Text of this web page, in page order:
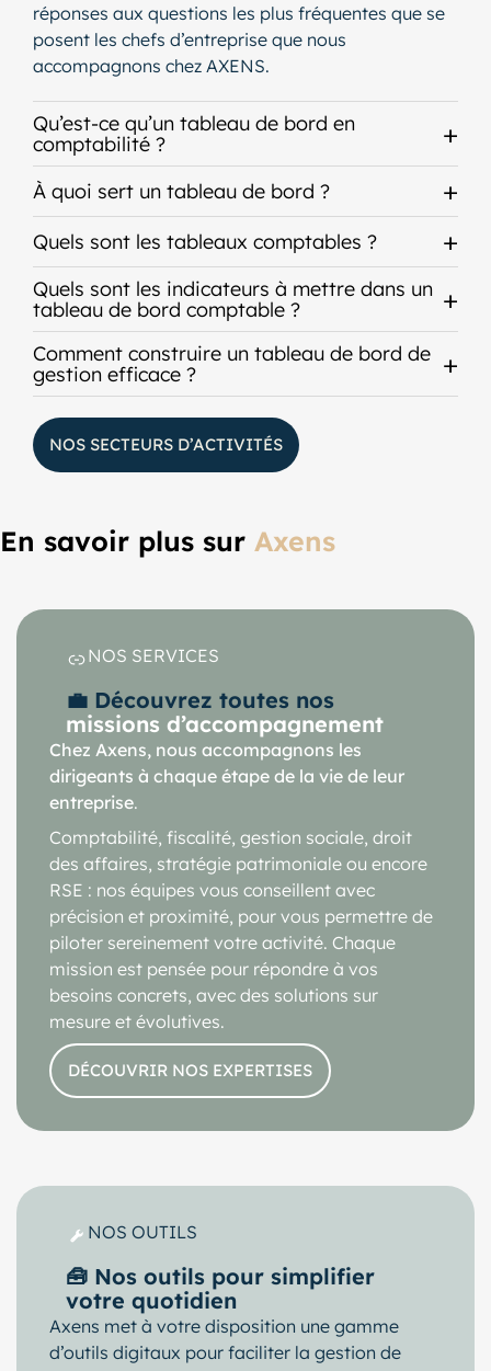
réponses aux questions les plus fréquentes que se
posent les chefs d’entreprise que nous
accompagnons chez AXENS.
Qu’est-ce qu’un tableau de bord en
comptabilité ?
À quoi sert un tableau de bord ?
Quels sont les tableaux comptables ?
Quels sont les indicateurs à mettre dans un
tableau de bord comptable ?
Comment construire un tableau de bord de
gestion efficace ?
NOS SECTEURS D’ACTIVITÉS
En savoir plus sur Axens
NOS SERVICES
💼 Découvrez toutes nos
missions d’accompagnement
Chez Axens, nous accompagnons les
dirigeants à chaque étape de la vie de leur
entreprise.
Comptabilité, fiscalité, gestion sociale, droit
des affaires, stratégie patrimoniale ou encore
RSE : nos équipes vous conseillent avec
précision et proximité, pour vous permettre de
piloter sereinement votre activité. Chaque
mission est pensée pour répondre à vos
besoins concrets, avec des solutions sur
mesure et évolutives.
DÉCOUVRIR NOS EXPERTISES
NOS OUTILS
🧰 Nos outils pour simplifier
votre quotidien
Axens met à votre disposition une gamme
d’outils digitaux pour faciliter la gestion de